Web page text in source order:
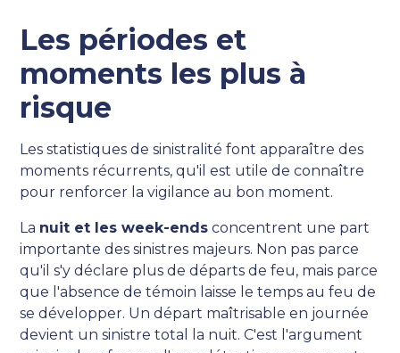
Les périodes et
moments les plus à
risque
Les statistiques de sinistralité font apparaître des
moments récurrents, qu'il est utile de connaître
pour renforcer la vigilance au bon moment.
La nuit et les week-ends concentrent une part
importante des sinistres majeurs. Non pas parce
qu'il s'y déclare plus de départs de feu, mais parce
que l'absence de témoin laisse le temps au feu de
se développer. Un départ maîtrisable en journée
devient un sinistre total la nuit. C'est l'argument